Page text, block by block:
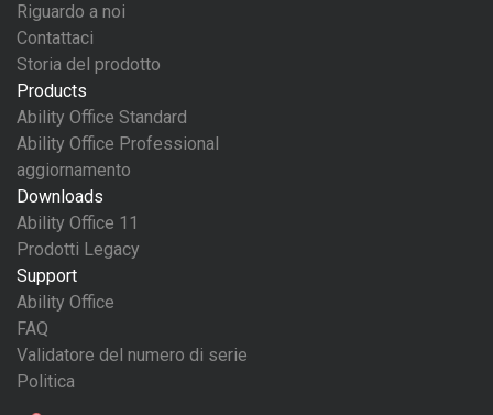
Riguardo a noi
Contattaci
Storia del prodotto
Products
Ability Office Standard
Ability Office Professional
aggiornamento
Downloads
Ability Office 11
Prodotti Legacy
Support
Ability Office
FAQ
Validatore del numero di serie
Politica